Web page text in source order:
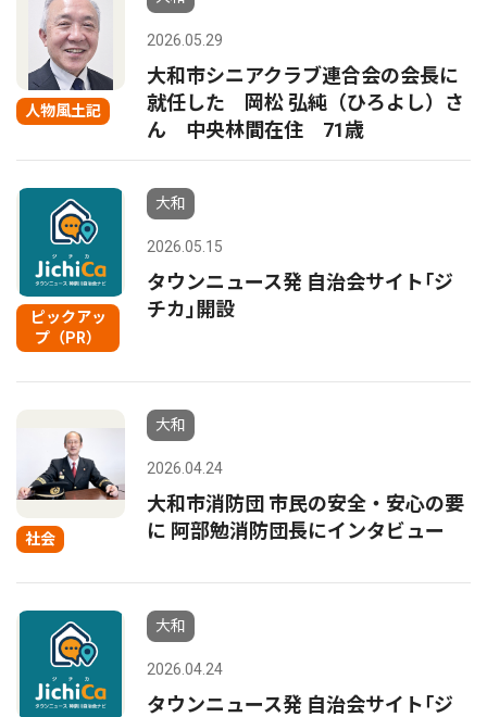
人物風土記
2026.05.29
大和市シニアクラブ連合会の会長に
就任した 岡松 弘純（ひろよし）さ
ん 中央林間在住 71歳
ピックアッ
プ（PR）
大和
2026.05.15
タウンニュース発 自治会サイト｢ジ
チカ｣開設
社会
大和
2026.04.24
大和市消防団 市民の安全・安心の要
に 阿部勉消防団長にインタビュー
大和
2026.04.24
タウンニュース発 自治会サイト｢ジ